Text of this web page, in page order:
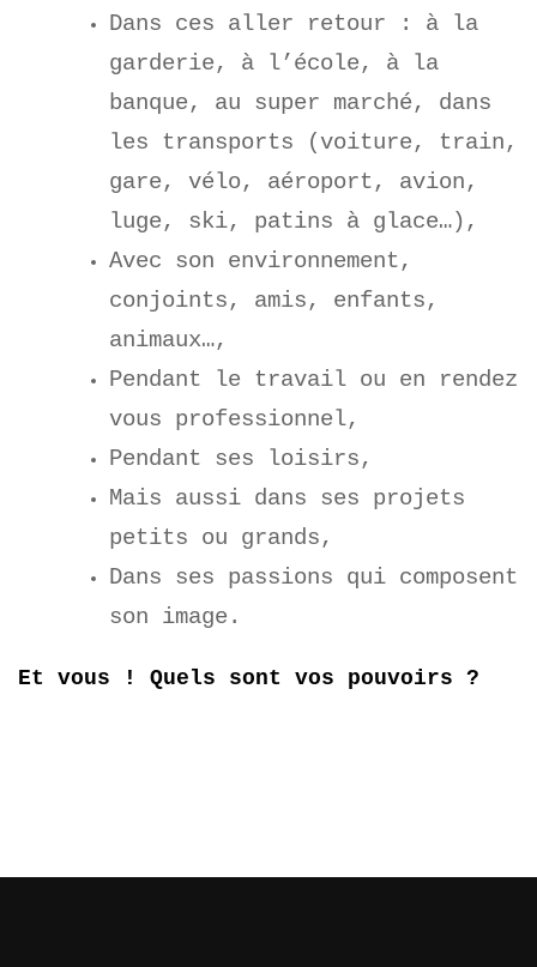
Dans ces aller retour : à la
garderie, à l’école, à la
banque, au super marché, dans
les transports (voiture, train,
gare, vélo, aéroport, avion,
luge, ski, patins à glace…),
Avec son environnement,
conjoints, amis, enfants,
animaux…,
Pendant le travail ou en rendez
vous professionnel,
Pendant ses loisirs,
Mais aussi dans ses projets
petits ou grands,
Dans ses passions qui composent
son image.
Et vous ! Quels sont vos pouvoirs ?